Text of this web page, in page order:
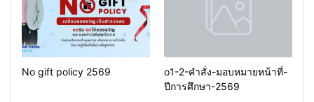
No gift policy 2569
o1-2-คำสั่ง-มอบหมายหน้าที่-
ปีการศึกษา-2569